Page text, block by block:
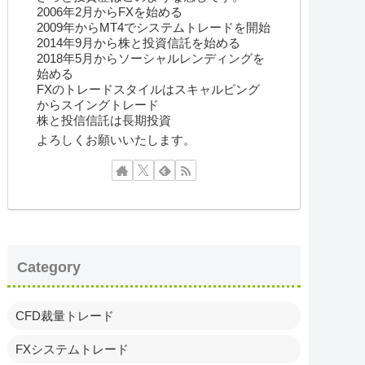
2006年2月からFXを始める
2009年からMT4でシステムトレードを開始
2014年9月から株と投資信託を始める
2018年5月からソーシャルレンディングを
始める
FXのトレードスタイルはスキャルピング
からスイングトレード
株と投信信託は長期投資
よろしくお願いいたします。
Category
CFD裁量トレード
FXシステムトレード